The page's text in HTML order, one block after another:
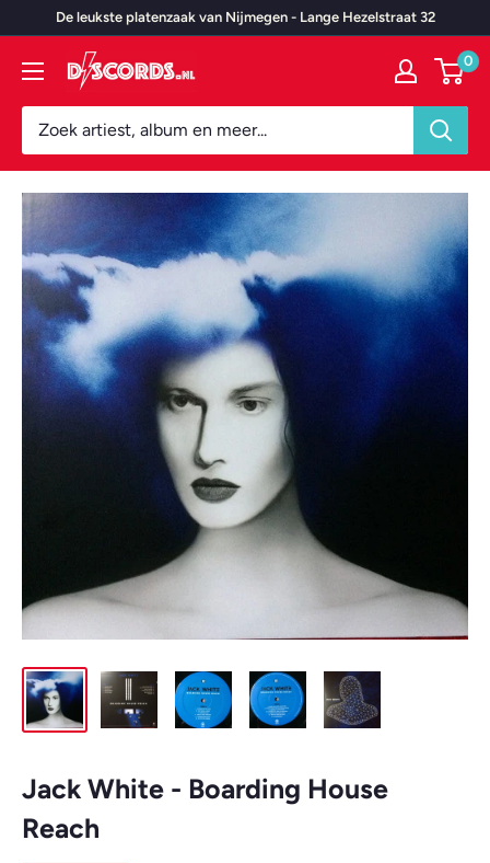
content
De leukste platenzaak van Nijmegen - Lange Hezelstraat 32
Discords.nl 0
Jack White - Boarding House
Reach